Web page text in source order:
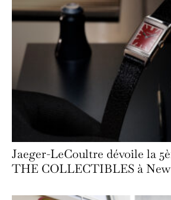
Jaeger-LeCoultre dévoile la
THE COLLECTIBLES à New